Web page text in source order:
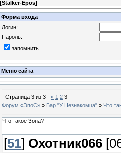
[Stalker-Epos]
Форма входа
Логин:
Пароль:
запомнить
Меню сайта
Страница 3 из 3 « 1 2 3
Форум «ЭпоС» » Бар "У Незнакомца" » Что
Что такое Зона?
[51] Охотник066